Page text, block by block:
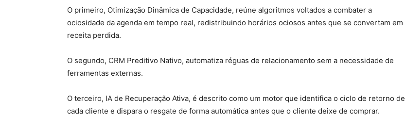
O primeiro, Otimização Dinâmica de Capacidade, reúne algoritmos voltados a combater a
ociosidade da agenda em tempo real, redistribuindo horários ociosos antes que se convertam em
receita perdida.
O segundo, CRM Preditivo Nativo, automatiza réguas de relacionamento sem a necessidade de
ferramentas externas.
O terceiro, IA de Recuperação Ativa, é descrito como um motor que identifica o ciclo de retorno de
cada cliente e dispara o resgate de forma automática antes que o cliente deixe de comprar.